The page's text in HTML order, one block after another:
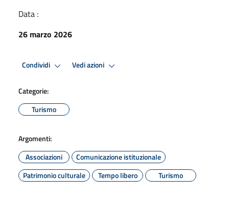
Data :
26 marzo 2026
Condividi Vedi azioni
Categorie:
Turismo
Argomenti:
Associazioni
Comunicazione istituzionale
Patrimonio culturale
Tempo libero Turismo